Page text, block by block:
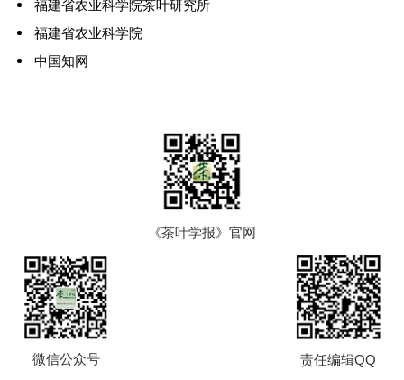
福建省农业科学院茶叶研究所
福建省农业科学院
中国知网
《茶叶学报》官网
微信公众号 责任编辑QQ